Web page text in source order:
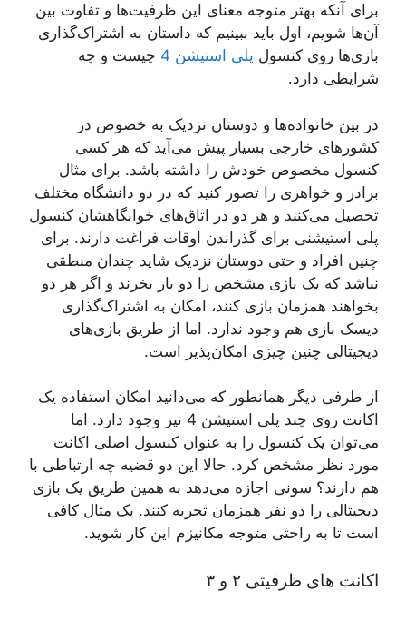
برای آنکه بهتر متوجه معنای این ظرفیت‌ها و تفاوت بین
آن‌ها شویم، اول باید ببینیم که داستان به اشتراک‌گذاری
بازی‌ها روی کنسول پلی‌ استیشن 4
چیست و چه
شرایطی دارد.
در بین خانواده‌ها و دوستان نزدیک به خصوص در
کشورهای خارجی بسیار پیش می‌آید که هر کسی
کنسول مخصوص خودش را داشته باشد. برای مثال
برادر و خواهری را تصور کنید که در دو دانشگاه مختلف
تحصیل می‌کنند و هر دو در اتاق‌های خوابگاهشان کنسول
پلی استیشنی برای گذراندن اوقات فراغت دارند. برای
چنین افراد و حتی دوستان نزدیک شاید چندان منطقی
نباشد که یک بازی مشخص را دو بار بخرند و اگر هر دو
بخواهند همزمان بازی کنند، امکان به اشتراک‌گذاری
دیسک بازی هم وجود ندارد. اما از طریق بازی‌های
دیجیتالی چنین چیزی امکان‌پذیر است.
از طرفی دیگر همانطور که می‌دانید امکان استفاده یک
اکانت روی چند پلی استیشن 4 نیز وجود دارد. اما
می‌توان یک کنسول را به عنوان کنسول اصلی اکانت
مورد نظر مشخص کرد. حالا این دو قضیه چه ارتباطی با
هم دارند؟ سونی اجازه می‌دهد به همین طریق یک بازی
دیجیتالی را دو نفر همزمان تجربه کنند. یک مثال کافی
است تا به راحتی متوجه مکانیزم این کار شوید.
اکانت های ظرفیتی ۲ و ۳